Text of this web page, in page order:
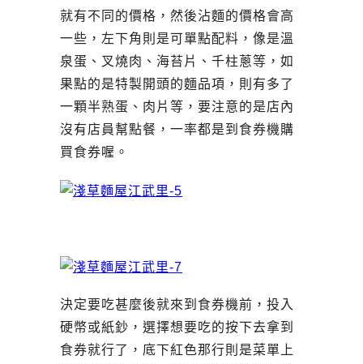
就有不同的價格，然後沾麵的價格會高
一些，左下角則是可單點配料，像是溫
泉蛋、叉燒肉、海苔片、千柱蔥等，如
果點的是特製開頭的麵品項，則有多了
一顆半熟蛋、肉片等，要注意的是店內
沒有店員幫點餐，一率都是到食券機購
買食券喔。
決定要吃甚麼後就來到食券機前，投入
硬幣或紙鈔，選擇想要吃的按下去拿到
食券就行了，底下紅色那行則是菜單上